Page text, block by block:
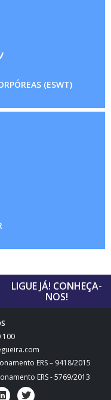
(ESWT)
LIGUE JÁ! CONHEÇA-
NOS!
100
ERS – 9418/2015
ERS - 5769/2013